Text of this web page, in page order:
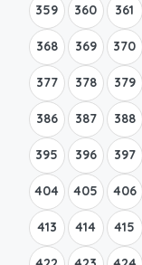
359 360 361
368 369 370
377 378 379
386 387 388
395 396 397
404 405 406
413 414 415